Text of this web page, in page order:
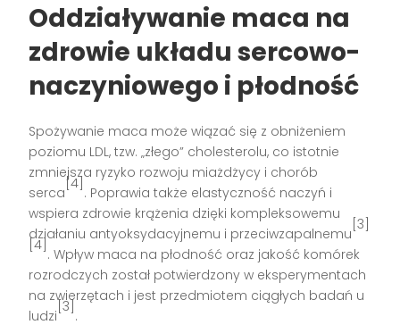
Oddziaływanie maca na
zdrowie układu sercowo-
naczyniowego i płodność
Spożywanie maca może wiązać się z obniżeniem
poziomu LDL, tzw. „złego” cholesterolu, co istotnie
zmniejsza ryzyko rozwoju miażdżycy i chorób
serca
[4]
. Poprawia także elastyczność naczyń i
wspiera zdrowie krążenia dzięki kompleksowemu
działaniu antyoksydacyjnemu i przeciwzapalnemu
[3]
[4]
. Wpływ maca na płodność oraz jakość komórek
rozrodczych został potwierdzony w eksperymentach
na zwierzętach i jest przedmiotem ciągłych badań u
ludzi
[3]
.